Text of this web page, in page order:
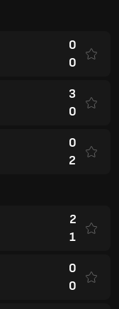
0
0
3
0
0
2
2
1
0
0